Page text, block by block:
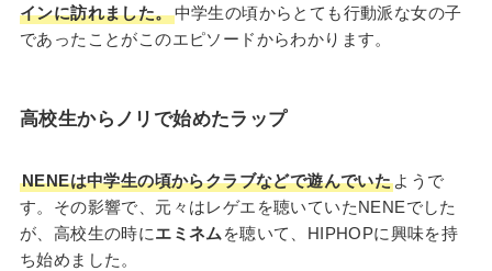
インに訪れました。中学生の頃からとても行動派な女の子
であったことがこのエピソードからわかります。
高校生からノリで始めたラップ
NENEは中学生の頃からクラブなどで遊んでいた ようで
す。その影響で、元々はレゲエを聴いていたNENEでした
が、高校生の時にエミネム を聴いて、HIPHOPに興味を持
ち始めました。